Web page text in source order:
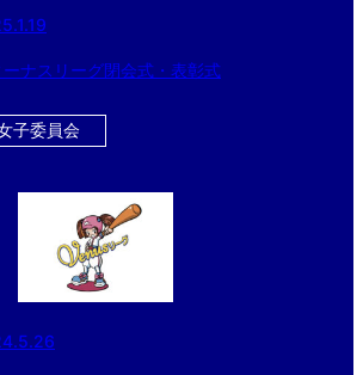
ーナスリーグ閉会式・表彰式
子委員会